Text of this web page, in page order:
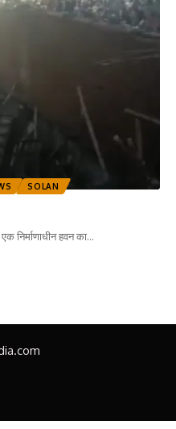
SOLAN
निर्माणाधीन हवन का…